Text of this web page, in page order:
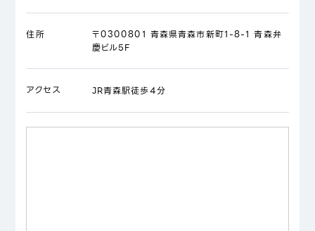
住所
〒0300801 青森県青森市新町1-8-1 青森弁
慶ビル5F
アクセス JR青森駅徒歩4分